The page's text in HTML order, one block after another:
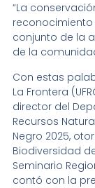
“La
reconocimiento
conjunto de la
de la
Con estas
La Frontera
director del
Recursos
Negro 2025,
Biodiversidad
Seminario
contó con la